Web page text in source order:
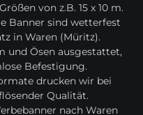
von z.B. 15 x 10 m.
Banner sind wetterfest
in Waren (Müritz).
und Ösen ausgestattet,
Befestigung.
drucken wir bei
Qualität.
nach Waren